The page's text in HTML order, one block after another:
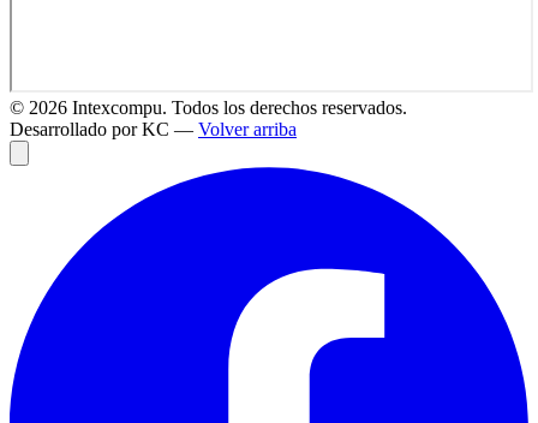
© 2026 Intexcompu. Todos los derechos reservados.
Desarrollado por KC — Volver arriba